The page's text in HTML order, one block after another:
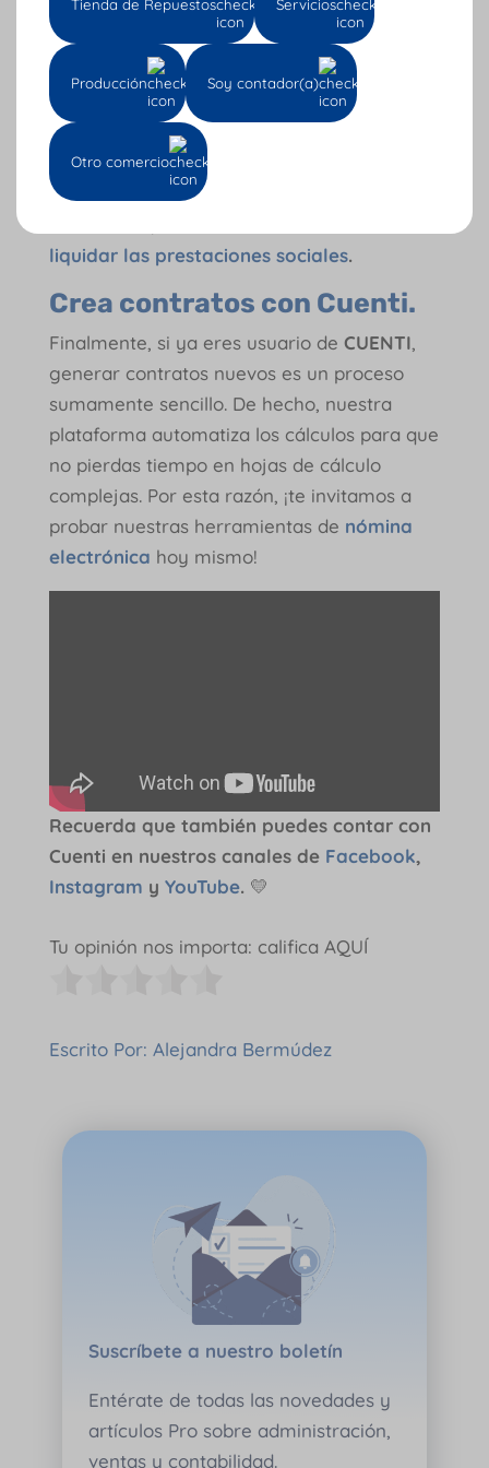
Cesantías:Corresponden a un mes de
salario que debes consignar al fondo de
cesantías.
Si quieres aprender en detalle cómo se
debe liquidar la prima, las cesantías y las
liquidar las prestaciones sociales.
Crea contratos con Cuenti.
Finalmente, si ya eres usuario de CUENTI,
generar contratos nuevos es un proceso
sumamente sencillo. De hecho, nuestra
plataforma automatiza los cálculos para que
no pierdas tiempo en hojas de cálculo
complejas. Por esta razón, ¡te invitamos a
probar nuestras herramientas de nómina
electrónica hoy mismo!
Recuerda que también puedes contar con
Cuenti en nuestros canales de Facebook,
Instagram y YouTube. 💛
Tu opinión nos importa: califica AQUÍ
Escrito Por: Alejandra Bermúdez
Suscríbete a nuestro boletín
Entérate de todas las novedades y
artículos Pro sobre administración,
ventas y contabilidad.
Tienda de Repuestos Servicios
Producción Soy contador(a)
Otro comercio